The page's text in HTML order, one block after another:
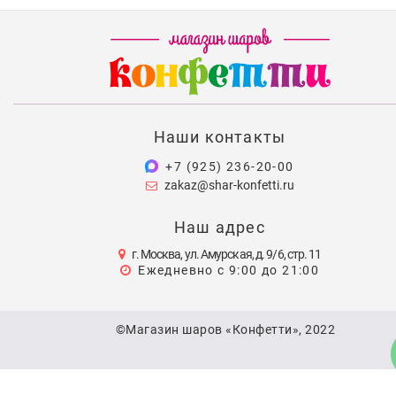
Наши контакты
+7 (925) 236-20-00
zakaz@shar-konfetti.ru
Наш адрес
г. Москва, ул. Амурская, д. 9/6, стр. 11
Ежедневно с 9:00 до 21:00
©Магазин шаров «Конфетти», 2022